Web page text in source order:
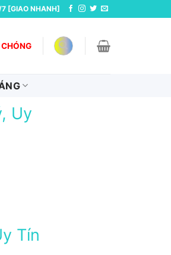
[GIAO NHANH]
Uy
Tín